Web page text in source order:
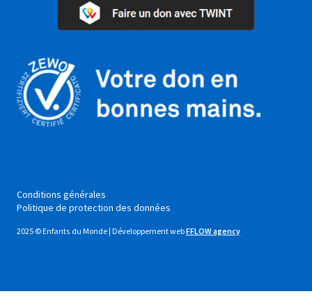
Conditions générales
Politique de protection des données
2025 © Enfants du Monde | Développement webFFLOW agency